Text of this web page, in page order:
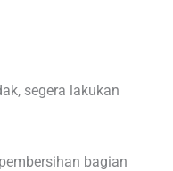
segera lakukan
bagian